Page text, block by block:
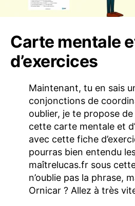
Carte mentale
d’exercices
Maintenant, tu en sais
conjonctions de
oublier, je te propose
cette carte mentale et
avec cette fiche
pourras bien entendu
maîtrelucas.fr sous
n’oublie pas la phrase,
Ornicar ? Allez à très